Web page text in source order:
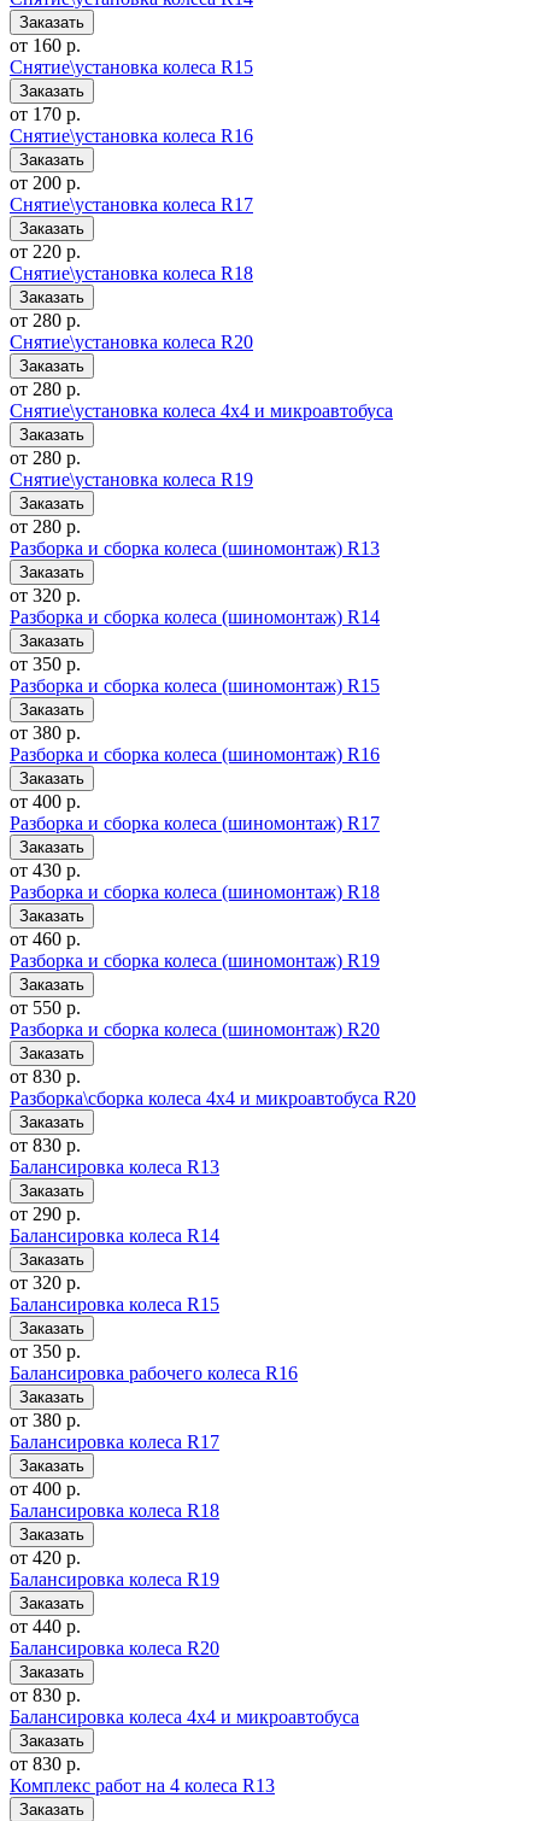
от 160 р.
Снятие\установка колеса R15
от 170 р.
Снятие\установка колеса R16
от 200 р.
Снятие\установка колеса R17
от 220 р.
Снятие\установка колеса R18
от 280 р.
Снятие\установка колеса R20
от 280 р.
Снятие\установка колеса 4x4 и микроавтобуса
от 280 р.
Снятие\установка колеса R19
от 280 р.
Разборка и сборка колеса (шиномонтаж) R13
от 320 р.
Разборка и сборка колеса (шиномонтаж) R14
от 350 р.
Разборка и сборка колеса (шиномонтаж) R15
от 380 р.
Разборка и сборка колеса (шиномонтаж) R16
от 400 р.
Разборка и сборка колеса (шиномонтаж) R17
от 430 р.
Разборка и сборка колеса (шиномонтаж) R18
от 460 р.
Разборка и сборка колеса (шиномонтаж) R19
от 550 р.
Разборка и сборка колеса (шиномонтаж) R20
от 830 р.
Разборка\сборка колеса 4x4 и микроавтобуса R20
от 830 р.
Балансировка колеса R13
от 290 р.
Балансировка колеса R14
от 320 р.
Балансировка колеса R15
от 350 р.
Балансировка рабочего колеса R16
от 380 р.
Балансировка колеса R17
от 400 р.
Балансировка колеса R18
от 420 р.
Балансировка колеса R19
от 440 р.
Балансировка колеса R20
от 830 р.
Балансировка колеса 4x4 и микроавтобуса
от 830 р.
Комплекс работ на 4 колеса R13